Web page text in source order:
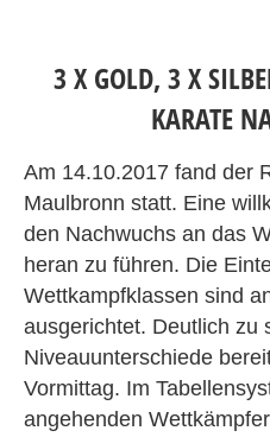
3 X GOLD, 3 X
KARATE
Am 14.10.2017 fand der
Maulbronn statt. Eine
den Nachwuchs an das
heran zu führen. Die
Wettkampfklassen sind
ausgerichtet. Deutlich zu
Niveauunterschiede
Vormittag. Im
angehenden